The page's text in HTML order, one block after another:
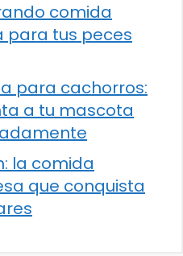
comida
para tus peces
para cachorros:
a tu mascota
la comida
que conquista